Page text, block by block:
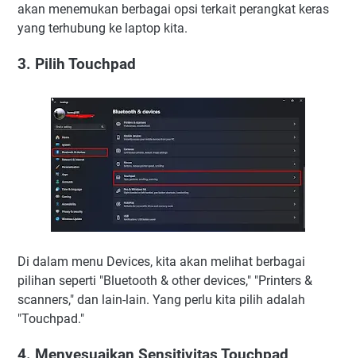
akan menemukan berbagai opsi terkait perangkat keras
yang terhubung ke laptop kita.
3. Pilih Touchpad
Di dalam menu Devices, kita akan melihat berbagai
pilihan seperti "Bluetooth & other devices," "Printers &
scanners," dan lain-lain. Yang perlu kita pilih adalah
"Touchpad."